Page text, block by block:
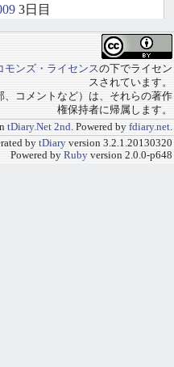
3日目
モンズ・ライセンスの下でライセン
スされています。
コメントなど）は、それらの著作
権保持者に帰属します。
tDiary.Net 2nd . Powered by fdiary.net
by tDiary version 3.2.1.20130320
Powered by Ruby version 2.0.0-p648